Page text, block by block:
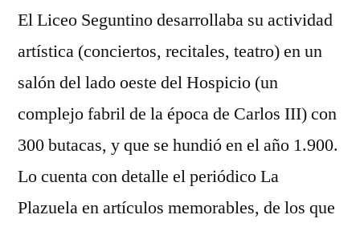
El Liceo Seguntino desarrollaba su actividad
artística (conciertos, recitales, teatro) en un
salón del lado oeste del Hospicio (un
complejo fabril de la época de Carlos III) con
300 butacas, y que se hundió en el año 1.900.
Lo cuenta con detalle el periódico La
Plazuela en artículos memorables, de los que